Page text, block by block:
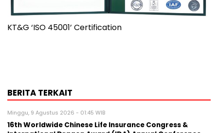
KT&G ‘ISO 45001’ Certification
BERITA TERKAIT
Minggu, 9 Agustus 2026 - 01:45 WIB
16th Worldwide Chinese Life Insurance Congress &